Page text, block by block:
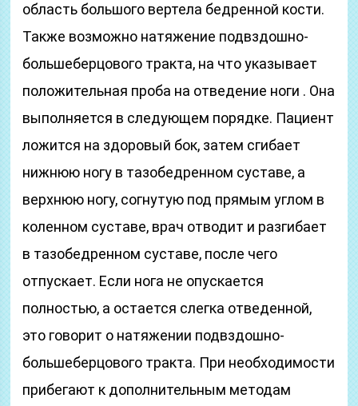
область большого вертела бедренной кости.
Также возможно натяжение подвздошно-
большеберцового тракта, на что указывает
положительная проба на отведение ноги . Она
выполняется в следующем порядке. Пациент
ложится на здоровый бок, затем сгибает
нижнюю ногу в тазобедренном суставе, а
верхнюю ногу, согнутую под прямым углом в
коленном суставе, врач отводит и разгибает
в тазобедренном суставе, после чего
отпускает. Если нога не опускается
полностью, а остается слегка отведенной,
это говорит о натяжении подвздошно-
большеберцового тракта. При необходимости
прибегают к дополнительным методам